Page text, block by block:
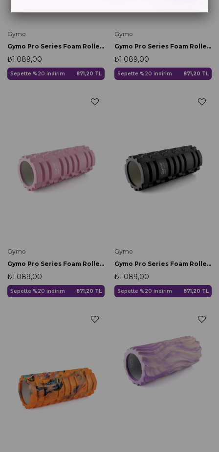
Gymo
Gymo Pro Series Foam Roller Pilates Masaj Rulosu Mavi
₺1.089,00
Sepette %20 indirim 871,20 TL
Gymo
Gymo Pro Series Foam Roller Pilates Masaj Rulosu Mor
₺1.089,00
Sepette %20 indirim 871,20 TL
Gymo
Gymo Pro Series Foam Roller Pilates Masaj Rulosu Pembe
₺1.089,00
Sepette %20 indirim 871,20 TL
Gymo
Gymo Pro Series Foam Roller Pilates Masaj Rulosu Siyah
₺1.089,00
Sepette %20 indirim 871,20 TL